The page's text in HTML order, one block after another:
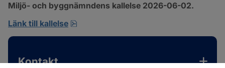
Miljö- och byggnämndens kallelse 2026-06-02.
Länk till kallelse
Kontakt